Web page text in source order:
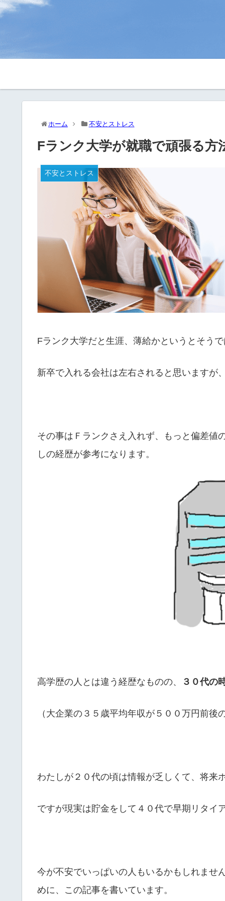
ホーム 不安とストレス
Fランク大学が就職で頑張る方
不安とストレス
Fランク大学だと生涯、薄給かというとそう
新卒で入れる会社は左右されると思いますが
その事はＦランクさえ入れず、もっと偏差値
しの経歴が参考になります。
高学歴の人とは違う経歴なものの、 ３０代の
（大企業の３５歳平均年収が５００万円前後
わたしが２０代の頃は情報が乏しくて、将来
ですが現実は貯金をして４０代で早期リ
今が不安でいっぱいの人もいるかもしれませ
めに、この記事を書いています。